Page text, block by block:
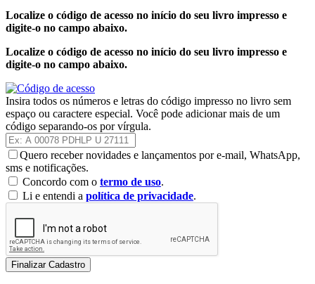
Localize o código de acesso no início do seu livro impresso e
digite-o no campo abaixo.
Localize o código de acesso no início do seu livro impresso e
digite-o no campo abaixo.
Insira todos os números e letras do código impresso no livro sem
espaço ou caractere especial. Você pode adicionar mais de um
código separando-os por vírgula.
Quero receber novidades e lançamentos por e-mail, WhatsApp,
sms e notificações.
Concordo com o termo de uso.
Li e entendi a política de privacidade.